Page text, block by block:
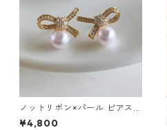
ノットリボン×パール ピアス：
650
¥4,800